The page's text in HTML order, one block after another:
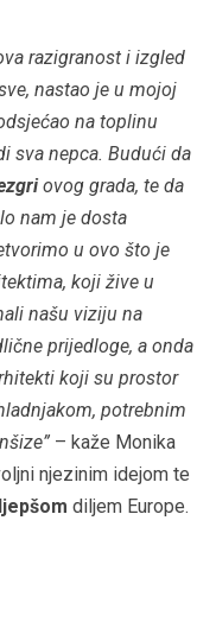
razigranost i izgled
nastao je u mojoj
na toplinu
sva nepca. Budući da
ovog grada, te da
nam je dosta
u ovo što je
koji žive u
našu viziju na
prijedloge, a onda
koji su prostor
potrebnim
– kaže Monika
njezinim idejom te
diljem Europe.